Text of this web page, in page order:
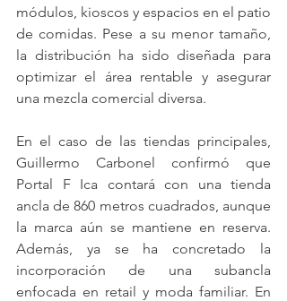
módulos, kioscos y espacios en el patio
de comidas. Pese a su menor tamaño,
la distribución ha sido diseñada para
optimizar el área rentable y asegurar
una mezcla comercial diversa.
En el caso de las tiendas principales,
Guillermo Carbonel confirmó que
Portal F Ica contará con una tienda
ancla de 860 metros cuadrados, aunque
la marca aún se mantiene en reserva.
Además, ya se ha concretado la
incorporación de una subancla
enfocada en retail y moda familiar. En